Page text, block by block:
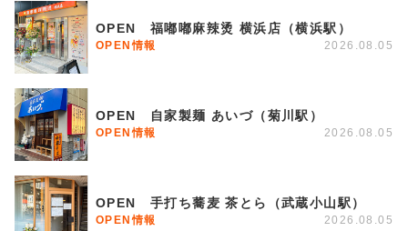
OPEN 福嘟嘟麻辣烫 横浜店（横浜駅）
OPEN情報 2026.08.05
OPEN 自家製麺 あいづ（菊川駅）
OPEN情報 2026.08.05
OPEN 手打ち蕎麦 茶とら（武蔵小山駅）
OPEN情報 2026.08.05